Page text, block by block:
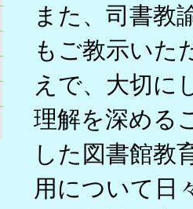
また、司書教
もご教示いた
えで、大切に
理解を深める
した図書館教
用について日